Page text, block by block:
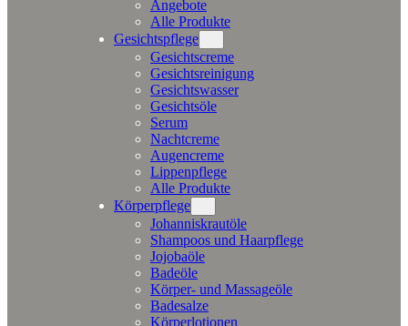
Angebote
Alle Produkte
Gesichtspflege
Gesichtscreme
Gesichtsreinigung
Gesichtswasser
Gesichtsöle
Serum
Nachtcreme
Augencreme
Lippenpflege
Alle Produkte
Körperpflege
Johanniskrautöle
Shampoos und Haarpflege
Jojobaöle
Badeöle
Körper- und Massageöle
Badesalze
Körperlotionen